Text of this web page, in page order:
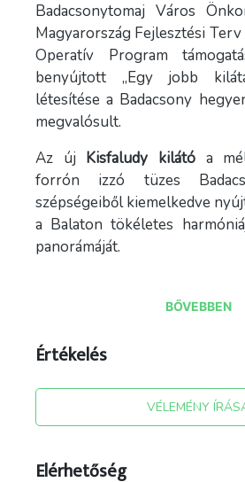
Badacsonytomaj Város
Magyarország Fejlesztési
Operatív Program
benyújtott „Egy jobb
létesítése a Badacsony
megvalósult.
Az új Kisfaludy kilátó a
forrón izzó tüzes
szépségeiből kiemelkedve
a Balaton tökéletes
panorámáját.
Badacsony hegyen”
ország egyik legszebb a
BŐVEBBEN
Értékelés
VÉLEMÉNY
Elérhetőség